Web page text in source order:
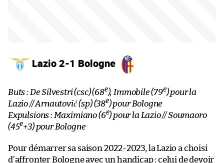
Lazio 2-1 Bologne
Buts : De Silvestri (csc) (68e), Immobile (79e) pour la
Lazio // Arnautović (sp) (38e) pour Bologne
Expulsions : Maximiano (6e) pour la Lazio // Soumaoro
(45e+3) pour Bologne
Pour démarrer sa saison 2022-2023, la Lazio a choisi
d’affronter Bologne avec un handicap : celui de devoir